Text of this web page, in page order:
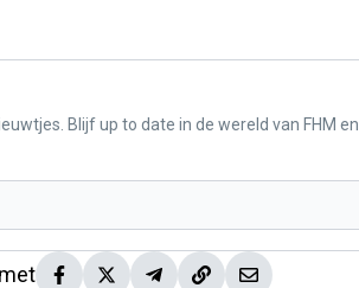
Blijf up to date in de wereld van FHM